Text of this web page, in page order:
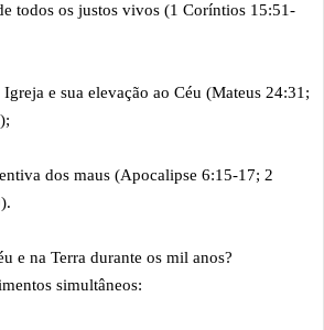
todos os justos vivos (1 Coríntios 15:51-
e sua elevação ao Céu (Mateus 24:31;
dos maus (Apocalipse 6:15-17; 2
e na Terra durante os mil anos?
simultâneos: